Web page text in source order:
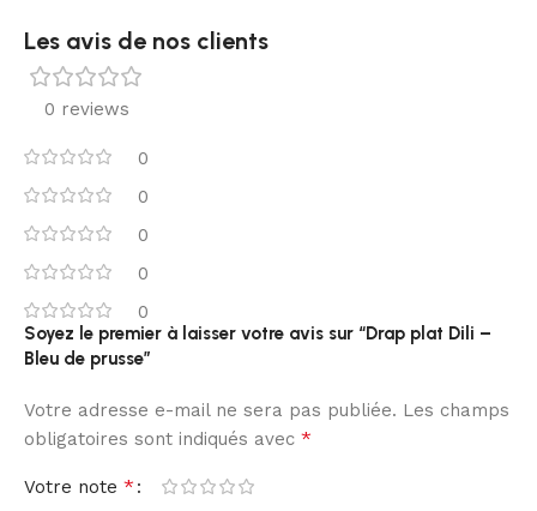
Les avis de nos clients
0 reviews
0
0
0
0
0
Soyez le premier à laisser votre avis sur “Drap plat Dili –
Bleu de prusse”
Votre adresse e-mail ne sera pas publiée. Les champs
obligatoires sont indiqués avec *
Votre note *